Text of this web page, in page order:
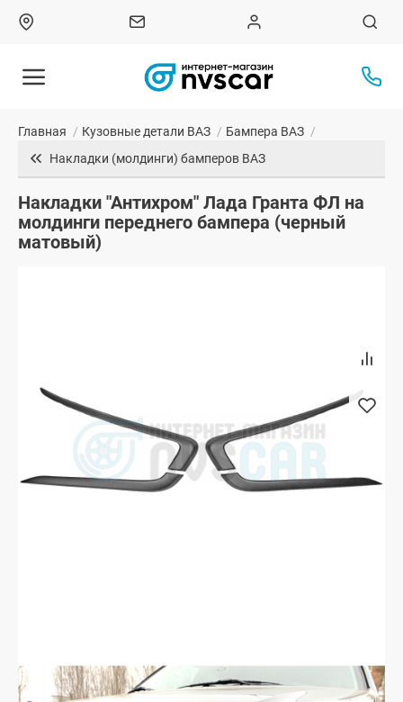
Главная / Кузовные детали ВАЗ / Бампера ВАЗ /
Накладки (молдинги) бамперов ВАЗ
Накладки "Антихром" Лада Гранта ФЛ на
молдинги переднего бампера (черный
матовый)